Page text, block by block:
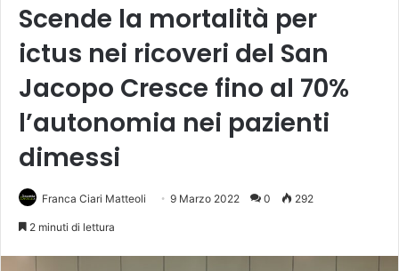
Scende la mortalità per
ictus nei ricoveri del San
Jacopo Cresce fino al 70%
l’autonomia nei pazienti
dimessi
Franca Ciari Matteoli 9 Marzo 2022 0 292
2 minuti di lettura